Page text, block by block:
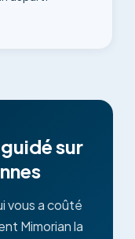
sur
vous a coûté
Mimorian la